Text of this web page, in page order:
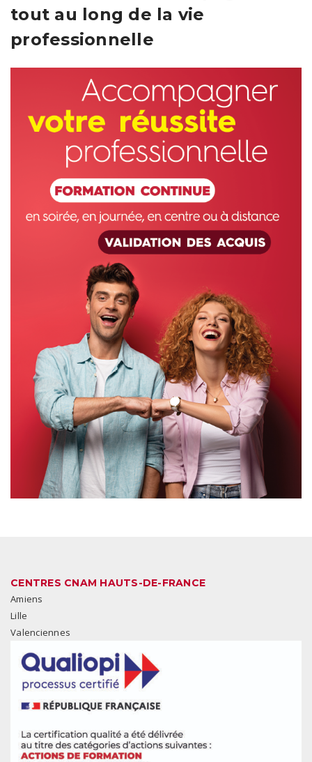
tout au long de la vie
professionnelle
CENTRES CNAM HAUTS-DE-FRANCE
Amiens
Lille
Valenciennes